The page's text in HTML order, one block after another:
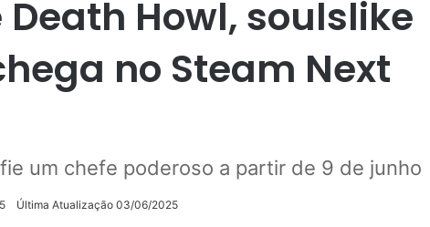
Howl, soulslike
no Steam Next
um chefe poderoso a partir de 9 de junho
Última Atualização 03/06/2025